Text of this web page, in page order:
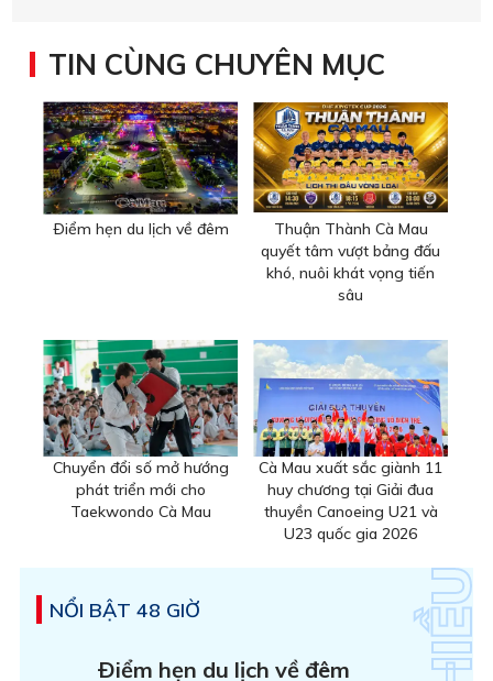
TIN CÙNG CHUYÊN MỤC
Ðiểm hẹn du lịch về đêm
Thuận Thành Cà Mau
quyết tâm vượt bảng đấu
khó, nuôi khát vọng tiến
sâu
Chuyển đổi số mở hướng
phát triển mới cho
Taekwondo Cà Mau
Cà Mau xuất sắc giành 11
huy chương tại Giải đua
thuyền Canoeing U21 và
U23 quốc gia 2026
NỔI BẬT 48 GIỜ
Ðiểm hẹn du lịch về đêm